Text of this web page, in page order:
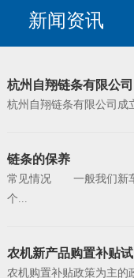
新闻资讯
杭州自翔链条有限公司
杭州自翔链条有限公司成
链条的保养
常见情况 一般我们新车
个...
农机新产品购置补贴
农机购置补贴政策为主的